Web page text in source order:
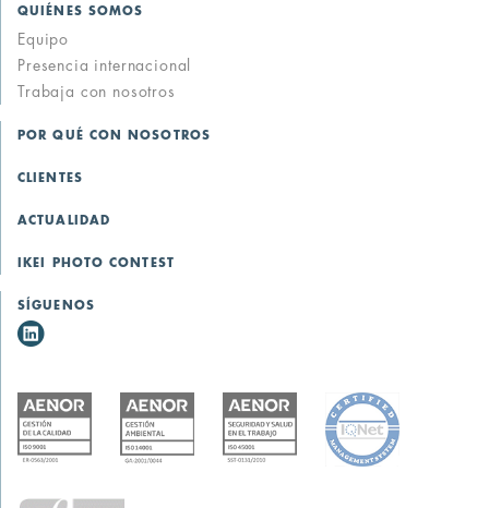
QUIÉNES SOMOS
Equipo
Presencia internacional
Trabaja con nosotros
POR QUÉ CON NOSOTROS
CLIENTES
ACTUALIDAD
IKEI PHOTO CONTEST
SÍGUENOS